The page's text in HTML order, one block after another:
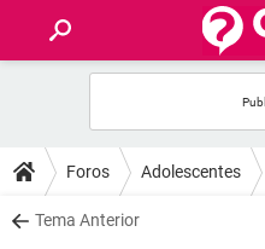
FOROS
SALUD
Foros Adolescentes
Tema Anterior